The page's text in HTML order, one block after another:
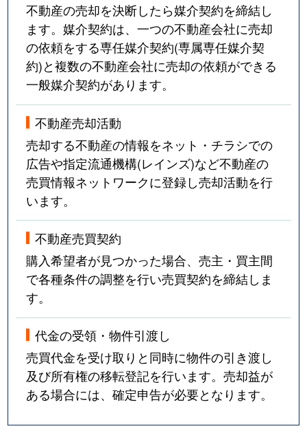
不動産の売却を決断したら媒介契約を締結し
ます。媒介契約は、一つの不動産会社に売却
の依頼をする専任媒介契約(専属専任媒介契
約)と複数の不動産会社に売却の依頼ができる
一般媒介契約があります。
不動産売却活動
売却する不動産の情報をネット・チラシでの
広告や指定流通機構(レインズ)など不動産の
売買情報ネットワークに登録し売却活動を行
います。
不動産売買契約
購入希望者が見つかった場合、売主・買主間
で各種条件の調整を行い売買契約を締結しま
す。
代金の受領・物件引渡し
売買代金を受け取りと同時に物件の引き渡し
及び所有権の移転登記を行います。売却益が
ある場合には、確定申告が必要となります。